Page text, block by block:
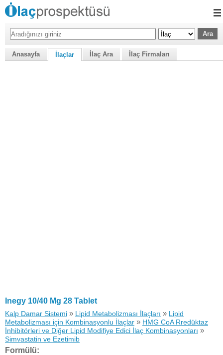
Anasayfa İlaçlar İlaç Ara İlaç Firmaları
Inegy 10/40 Mg 28 Tablet
Kalp Damar Sistemi » Lipid Metabolizması İlaçları » Lipid
Metabolizması için Kombinasyonlu İlaçlar » HMG CoA Rredüktaz
İnhibitörleri ve Diğer Lipid Modifiye Edici İlaç Kombinasyonları »
Simvastatin ve Ezetimib
Formülü: